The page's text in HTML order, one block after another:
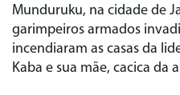
Munduruku, na cidade de
garimpeiros armados
incendiaram as casas da
Kaba e sua mãe, cacica da